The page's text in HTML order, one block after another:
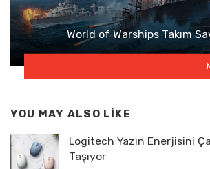
World of Warships Takım
YOU MAY ALSO LIKE
Logitech Yazın Enerjisini
Taşıyor